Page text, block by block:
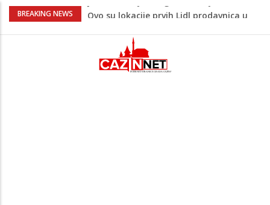
BREAKING NEWS
Majka Izeta Nanića progovorila nakon
poniženje na mjestu gdje se odaje
počast mom sinu"
Prvi put u više od 40 godina: Saudijska